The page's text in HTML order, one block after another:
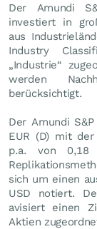
Der Amundi
investiert in
aus
Industry
„Industrie“
werden
berücksichtigt.
Der Amundi
EUR (D) mit
p.a. von 0,18
sich um einen
USD notiert.
avisiert einen
Aktien